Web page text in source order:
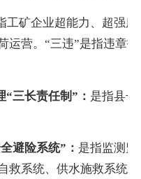
工矿企业超能力、超强
运营。“三违”是指违章
三长责任制”： 是指县
避险系统”： 是指监测
救系统、供水施救系统